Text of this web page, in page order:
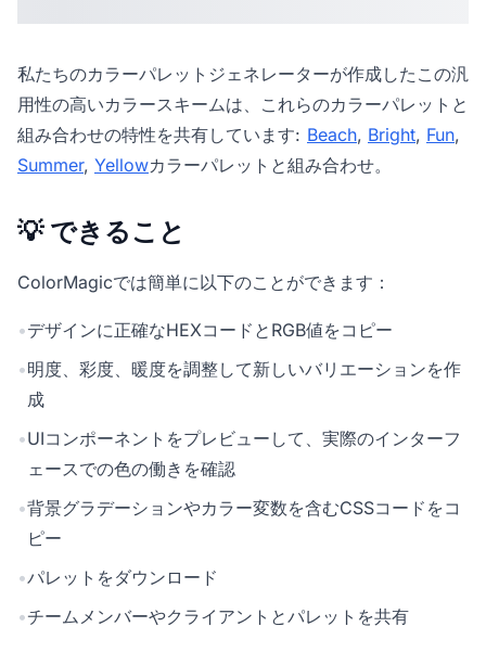
私たちのカラーパレットジェネレーターが作成したこの汎
用性の高いカラースキームは、これらのカラーパレットと
組み合わせの特性を共有しています: Beach, Bright, Fun,
Summer, Yellowカラーパレットと組み合わせ。
💡 できること
ColorMagicでは簡単に以下のことができます：
•デザインに正確なHEXコードとRGB値をコピー
•明度、彩度、暖度を調整して新しいバリエーションを作
成
•UIコンポーネントをプレビューして、実際のインターフ
ェースでの色の働きを確認
•背景グラデーションやカラー変数を含むCSSコードをコ
ピー
•パレットをダウンロード
•チームメンバーやクライアントとパレットを共有